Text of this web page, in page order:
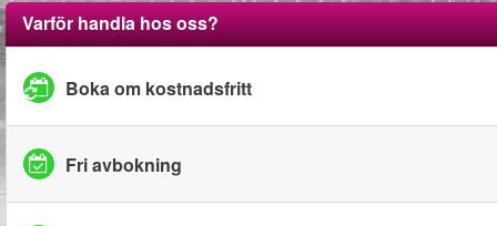
Varför handla hos oss?
Boka om kostnadsfritt
Fri avbokning